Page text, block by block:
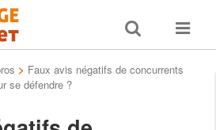
Toggle
search
Toggle
> Faux avis négatifs de concurrents
se défendre ?